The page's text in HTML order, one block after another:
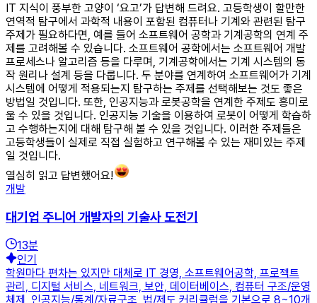
IT 지식이 풍부한 고양이 ‘요고’가 답변해 드려요. 고등학생이 할만한
연역적 탐구에서 과학적 내용이 포함된 컴퓨터나 기계와 관련된 탐구
주제가 필요하다면, 예를 들어 소프트웨어 공학과 기계공학의 연계 주
제를 고려해볼 수 있습니다. 소프트웨어 공학에서는 소프트웨어 개발
프로세스나 알고리즘 등을 다루며, 기계공학에서는 기계 시스템의 동
작 원리나 설계 등을 다룹니다. 두 분야를 연계하여 소프트웨어가 기계
시스템에 어떻게 적용되는지 탐구하는 주제를 선택해보는 것도 좋은
방법일 것입니다. 또한, 인공지능과 로봇공학을 연계한 주제도 흥미로
울 수 있을 것입니다. 인공지능 기술을 이용하여 로봇이 어떻게 학습하
고 수행하는지에 대해 탐구해 볼 수 있을 것입니다. 이러한 주제들은
고등학생들이 실제로 직접 실험하고 연구해볼 수 있는 재미있는 주제
일 것입니다.
열심히 읽고 답변했어요!
개발
대기업 주니어 개발자의 기술사 도전기
13분
인기
학원마다 편차는 있지만 대체로 IT 경영, 소프트웨어공학, 프로젝트
관리, 디지털 서비스, 네트워크, 보안, 데이터베이스, 컴퓨터 구조/운영
체제, 인공지능/통계/자료구조, 법/제도 커리큘럼을 기본으로 8~10개